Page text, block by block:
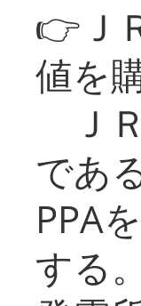
👉Ｊ
値を
Ｊ
であ
PPA
する